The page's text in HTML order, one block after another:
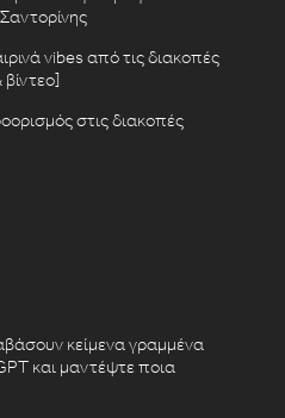
vibes από τις διακοπές
στις διακοπές
κείμενα γραμμένα
και μαντέψτε ποια